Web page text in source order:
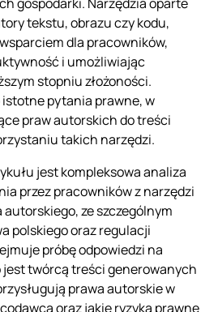
tekstu, obrazu czy kodu,
dla pracowników,
i umożliwiając
stopniu złożoności.
pytania prawne, w
praw autorskich do treści
takich narzędzi.
jest kompleksowa analiza
przez pracowników z narzędzi
ze szczególnym
polskiego oraz regulacji
próbę odpowiedzi na
twórcą treści generowanych
prawa autorskie w
oraz jakie ryzyka prawne